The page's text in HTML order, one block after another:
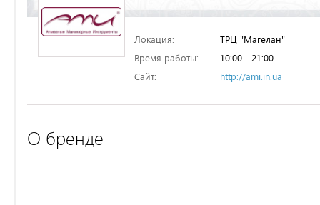
Локация:
ТРЦ "Магелан"
Время работы:
10:00 - 21:00
Сайт:
http://ami.in.ua
О бренде